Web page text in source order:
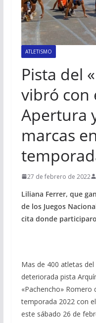
ATLETISMO
Pista del
vibró con
Apertura
marcas
27 de febrero de 2022
Liliana Ferrer, que
de los Juegos
cita donde
Mas de 400 atletas
deteriorada pista
«Pachencho» Romero
temporada 2022 con
este sábado 26 de